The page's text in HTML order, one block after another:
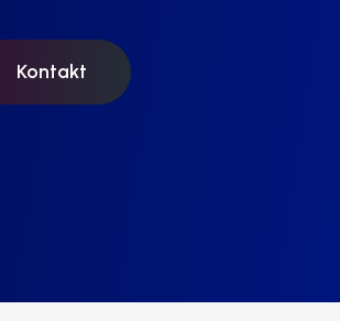
Kontakt
Kontakt
Kontakt